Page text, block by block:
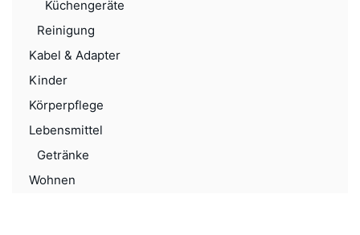
Küchengeräte
Reinigung
Kabel & Adapter
Kinder
Körperpflege
Lebensmittel
Getränke
Wohnen